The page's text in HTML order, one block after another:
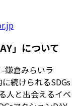
」について
-鎌倉みらいラ
続けられるSDGs
人と出会えるイベ